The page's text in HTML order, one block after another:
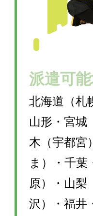
派遣可
北海道（札
山形・宮城
木（宇都宮
ま）・千葉
原）・山梨
沢）・福井